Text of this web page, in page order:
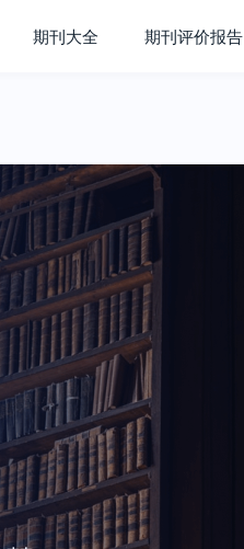
期刊大全 期刊评价报告